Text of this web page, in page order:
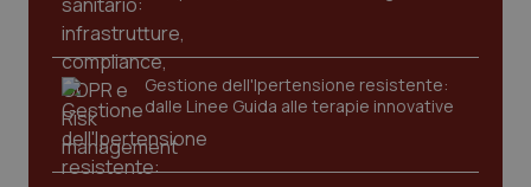
Gestione dell'Ipertensione resistente:
dalle Linee Guida alle terapie innovative
CookieScriptConsent
CookieScript
www.quotidianosanita.it